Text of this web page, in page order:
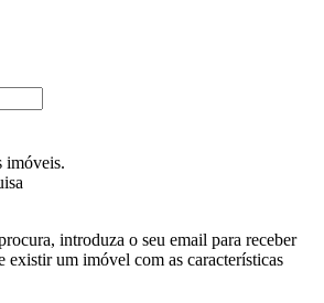
imóveis.
introduza o seu email para receber
existir um imóvel com as características